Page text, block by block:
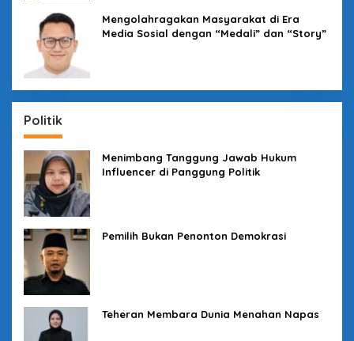
Mengolahragakan Masyarakat di Era
Media Sosial dengan “Medali” dan “Story”
Politik
Menimbang Tanggung Jawab Hukum
Influencer di Panggung Politik
Pemilih Bukan Penonton Demokrasi
Teheran Membara Dunia Menahan Napas